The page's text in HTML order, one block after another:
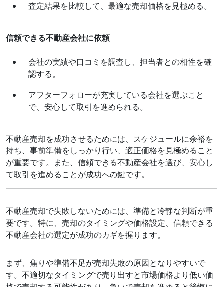
査定結果を比較して、最適な売却価格を見極める。
信頼できる不動産会社に依頼
会社の実績や口コミを調査し、担当者との相性を確
認する。
アフターフォローが充実している会社を選ぶこと
で、安心して取引を進められる。
不動産売却を成功させるためには、スケジュールに余裕を
持ち、事前準備をしっかり行い、適正価格を見極めること
が重要です。また、信頼できる不動産会社を選び、安心し
て取引を進めることが成功への鍵です。
不動産売却で失敗しないためには、準備と冷静な判断が重
要です。特に、売却のタイミングや価格設定、信頼できる
不動産会社の選定が成功のカギを握ります。
まず、焦りや準備不足が売却失敗の原因となりやすいで
す。不適切なタイミングで売り出すと市場価格より低い価